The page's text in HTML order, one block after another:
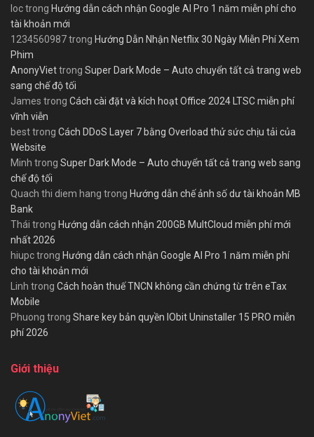
loctrong Hướng dẫn cách nhận Google AI Pro 1 năm miễn phí cho
tài khoản mới
1234560987trong Hướng Dẫn Nhận Netflix 30 Ngày Miễn Phí Xem
Phim
AnonyViettrong Super Dark Mode – Auto chuyển tất cả trang web
sang chế độ tối
James trong Cách cài đặt và kích hoạt Office 2024 LTSC miễn phí
vĩnh viễn
besttrong Cách DDoS Layer 7 bằng Overload thử sức chịu tải của
Website
Minh trong Super Dark Mode – Auto chuyển tất cả trang web sang
chế độ tối
Quach thi diem hang trong Hướng dẫn chế ảnh số dư tài khoản MB
Bank
Thái trong Hướng dẫn cách nhận 200GB MultCloud miễn phí mới
nhất 2026
hiupctrong Hướng dẫn cách nhận Google AI Pro 1 năm miễn phí
cho tài khoản mới
Linh trong Cách hoàn thuế TNCN không cần chứng từ trên eTax
Mobile
Phuong trong Share key bản quyền IObit Uninstaller 15 PRO miễn
phí 2026
Giới thiệu